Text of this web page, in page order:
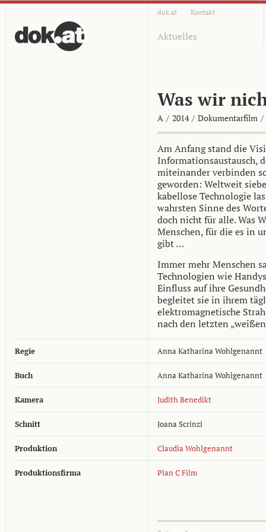
dok.at Kontakt
Aktuelles
Was wir
A / 2014 / Dokumentarfilm /
Am Anfang stand die
Informations­austausch,
miteinander verbinden
geworden: Weltweit
kabellose Technologie
wahrsten Sinne des
doch nicht für alle. Was
Menschen, für die es in
gibt …
Immer mehr Menschen
Technologien wie
Einfluss auf ihre
begleitet sie in ihrem
elektromagnetische
nach den letzten
Regie Anna Katharina Wohlgenannt
Buch Anna Katharina Wohlgenannt
Kamera Judith Benedikt
Schnitt Joana Scrinzi
Produktion Claudia Wohlgenannt
Produktionsfirma Plan C Film